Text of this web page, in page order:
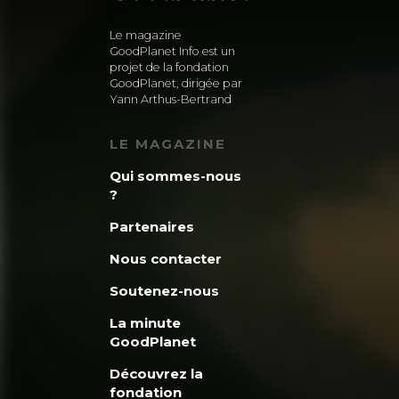
nous
encore de ce
La question
(*) Biocapacité
Le magazine
GoodPlanet Info est un
projet de la fondation
GoodPlanet, dirigée par
Yann Arthus-Bertrand
LE MAGAZINE
Qui sommes-nous
?
Partenaires
Nous contacter
Soutenez-nous
La minute
GoodPlanet
Découvrez la
fondation